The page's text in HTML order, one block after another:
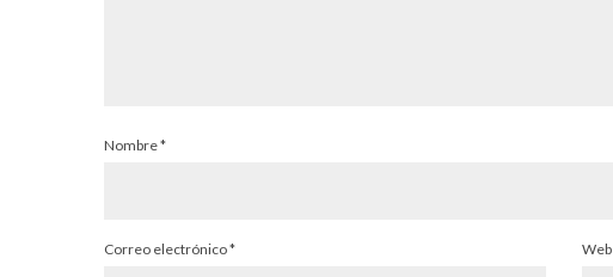
Nombre*
Correo electrónico* Web